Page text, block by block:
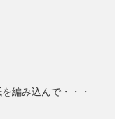
編み込んで・・・